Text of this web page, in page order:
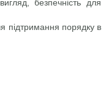
безпечність для
підтримання порядку в